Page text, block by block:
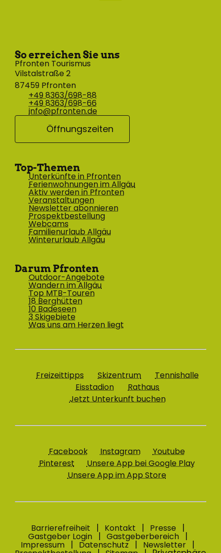
So erreichen Sie uns
Pfronten Tourismus
Vilstalstraße 2
87459 Pfronten
+49 8363/698-88
+49 8363/698-66
info@pfronten.de
Öffnungszeiten
Top-Themen
Unterkünfte in Pfronten
Ferienwohnungen im Allgäu
Aktiv werden in Pfronten
Veranstaltungen
Newsletter abonnieren
Prospektbestellung
Webcams
Familienurlaub Allgäu
Winterurlaub Allgäu
Darum Pfronten
Outdoor-Angebote
Wandern im Allgäu
Top MTB-Touren
18 Berghütten
10 Badeseen
3 Skigebiete
Was uns am Herzen liegt
Freizeittipps Skizentrum
Tennishalle
Eisstadion
Rathaus
Jetzt Unterkunft buchen
Facebook Instagram
Youtube
Pinterest
Unsere App bei Google Play
Unsere App im App Store
Barrierefreiheit Kontakt Presse
Gastgeber Login Gastgeberbereich
Impressum Datenschutz Newsletter